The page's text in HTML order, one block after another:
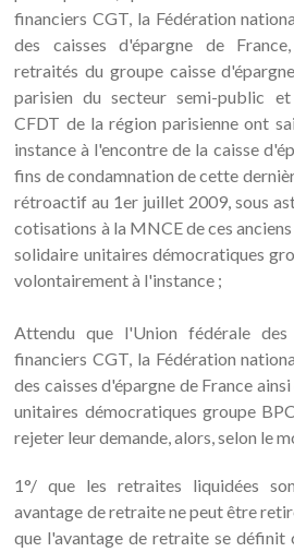
financiers CGT, la Fédération
des caisses d'épargne de
retraités du groupe caisse
parisien du secteur semi-public
CFDT de la région parisienne ont
instance à l'encontre de la caisse
fins de condamnation de cette
rétroactif au 1er juillet 2009, sous
cotisations à la MNCE de ces
solidaire unitaires démocratiques
volontairement à l'instance ;
Attendu que l'Union fédérale
financiers CGT, la Fédération
des caisses d'épargne de France
unitaires démocratiques groupe
rejeter leur demande, alors, selon le
1°/ que les retraites liquidées
avantage de retraite ne peut être
que l'avantage de retraite se définit